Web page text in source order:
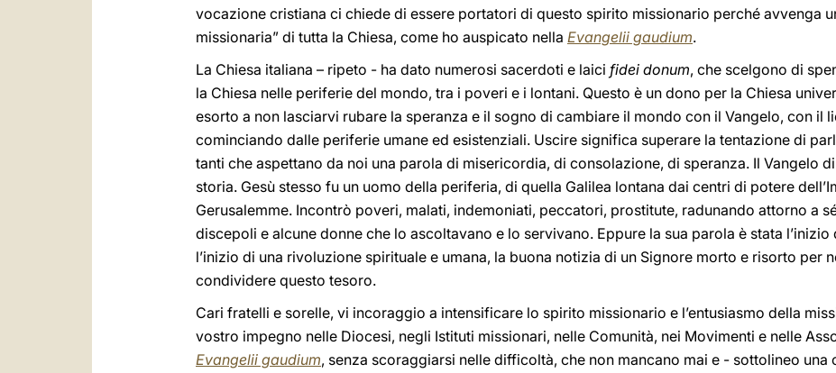
vocazione cristiana ci chiede di essere portatori di questo spirito missionario perché avvenga
missionaria” di tutta la Chiesa, come ho auspicato nella Evangelii gaudium.
La Chiesa italiana – ripeto - ha dato numerosi sacerdoti e laici fidei donum, che scelgono di
la Chiesa nelle periferie del mondo, tra i poveri e i lontani. Questo è un dono per la Chiesa
esorto a non lasciarvi rubare la speranza e il sogno di cambiare il mondo con il Vangelo, con il
cominciando dalle periferie umane ed esistenziali. Uscire significa superare la tentazione di
tanti che aspettano da noi una parola di misericordia, di consolazione, di speranza. Il Vangelo
storia. Gesù stesso fu un uomo della periferia, di quella Galilea lontana dai centri di potere
Gerusalemme. Incontrò poveri, malati, indemoniati, peccatori, prostitute, radunando attorno a
discepoli e alcune donne che lo ascoltavano e lo servivano. Eppure la sua parola è stata l’inizio
l’inizio di una rivoluzione spirituale e umana, la buona notizia di un Signore morto e risorto per
condividere questo tesoro.
Cari fratelli e sorelle, vi incoraggio a intensificare lo spirito missionario e l’entusiasmo della
vostro impegno nelle Diocesi, negli Istituti missionari, nelle Comunità, nei Movimenti e nelle
Evangelii gaudium, senza scoraggiarsi nelle difficoltà, che non mancano mai e - sottolineo